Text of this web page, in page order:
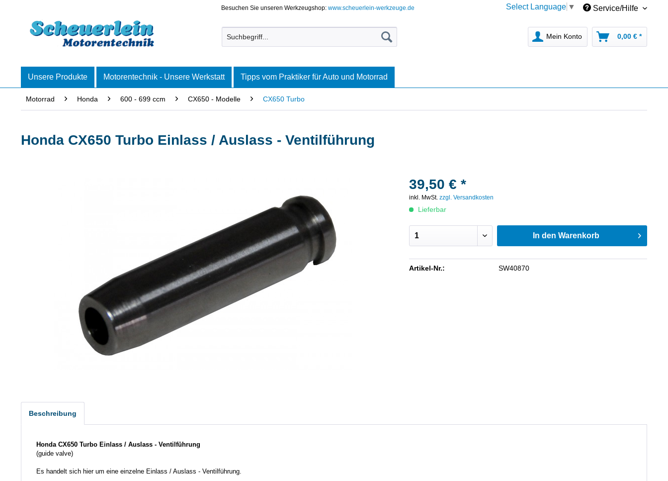
Besuchen Sie unseren Werkzeugshop:www.scheuerlein-werkzeuge.de Select Language ▼ Service/Hilfe
Mein Konto 0,00 € *
Unsere Produkte Motorentechnik - Unsere Werkstatt Tipps vom Praktiker für Auto und Motorrad
Motorrad Honda 600 - 699 ccm CX650 - Modelle CX650 Turbo
Honda CX650 Turbo Einlass / Auslass - Ventilführung
39,50 € *
inkl. MwSt.zzgl. Versandkosten
Lieferbar
In den Warenkorb
Artikel-Nr.: SW40870
Beschreibung
Honda CX650 Turbo Einlass / Auslass - Ventilführung
(guide valve)
Es handelt sich hier um eine einzelne Einlass / Auslass - Ventilführung.